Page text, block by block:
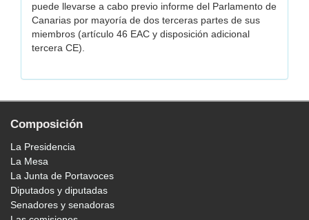
puede llevarse a cabo previo informe del Parlamento de
Canarias por mayoría de dos terceras partes de sus
miembros (artículo 46 EAC y disposición adicional
tercera CE).
Composición
La Presidencia
La Mesa
La Junta de Portavoces
Diputados y diputadas
Senadores y senadoras